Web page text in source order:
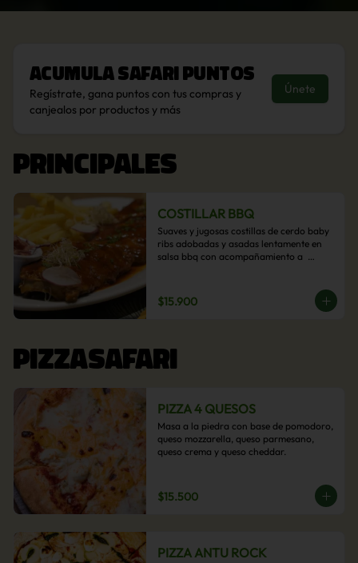
AcumulaSafari Puntos
Regístrate, gana puntos con tus compras y
canjealos por productos y más
Únete
PRINCIPALES
COSTILLAR BBQ
Suaves y jugosas costillas de cerdo baby
ribs adobadas y asadas lentamente en
salsa bbq con acompañamiento a
salteadas, Papas parmentier, Papas
fritas, Arroz blanco.
$15.900
PIZZASAFARI
PIZZA 4 QUESOS
Masa a la piedra con base de pomodoro,
queso mozzarella, queso parmesano,
queso crema y queso cheddar.
$15.500
PIZZA ANTU ROCK